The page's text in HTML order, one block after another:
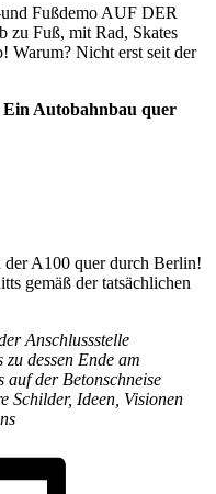
Fußdemo AUF DER
Fuß, mit Rad, Skates
Warum? Nicht erst seit der
Ein Autobahnbau quer
der A100 quer durch Berlin!
gemäß der tatsächlichen
Anschlussstelle
dessen Ende am
der Betonschneise
Schilder, Ideen, Visionen